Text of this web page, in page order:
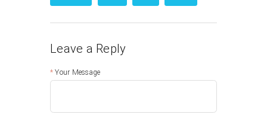
Leave a Reply
Your Message